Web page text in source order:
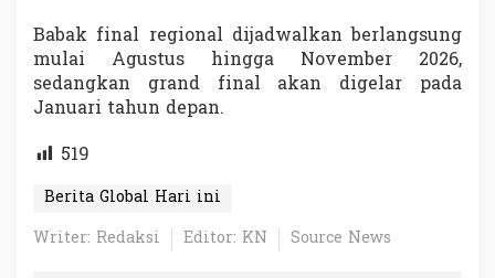
Babak final regional dijadwalkan berlangsung
mulai Agustus hingga November 2026,
sedangkan grand final akan digelar pada
Januari tahun depan.
519
Berita Global Hari ini
Writer: Redaksi
Editor: KN Source News